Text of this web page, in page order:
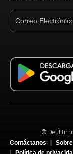
© De
Contáctanos